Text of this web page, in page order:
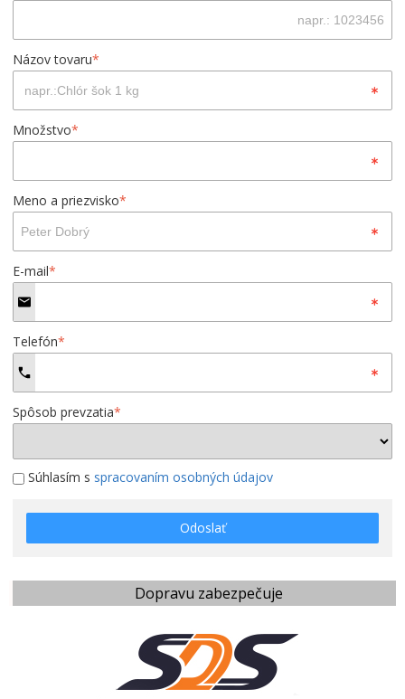
Názov tovaru*
Množstvo*
Meno a priezvisko*
E-mail*
Telefón*
Spôsob prevzatia*
Súhlasím s spracovaním osobných údajov
Odoslať
Dopravu zabezpečuje